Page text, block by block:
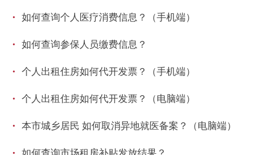
· 如何查询个人医疗消费信息？（手机端）
· 如何查询参保人员缴费信息？
· 个人出租住房如何代开发票？（手机端）
· 个人出租住房如何代开发票？（电脑端）
· 本市城乡居民 如何取消异地就医备案？（电脑端）
· 如何查询市场租房补贴发放结果？